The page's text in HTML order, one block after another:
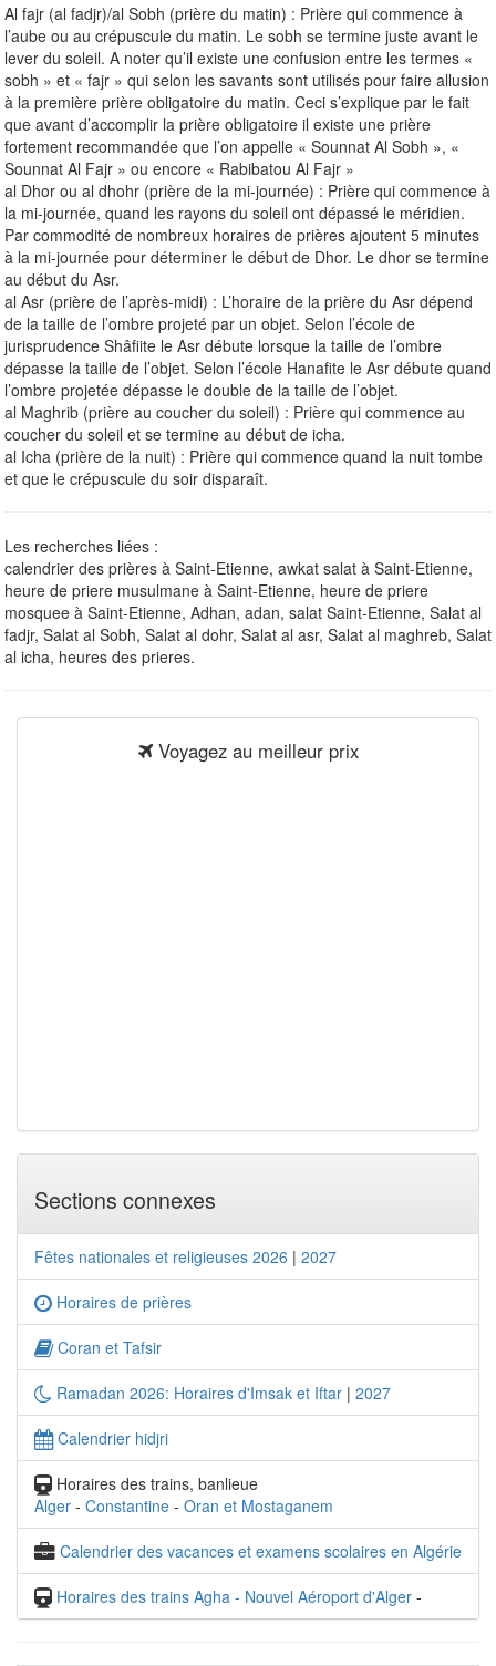
Al fajr (al fadjr)/al Sobh (prière du matin) : Prière qui commence à
l’aube ou au crépuscule du matin. Le sobh se termine juste avant le
lever du soleil. A noter qu’il existe une confusion entre les termes «
sobh » et « fajr » qui selon les savants sont utilisés pour faire allusion
à la première prière obligatoire du matin. Ceci s’explique par le fait
que avant d’accomplir la prière obligatoire il existe une prière
fortement recommandée que l’on appelle « Sounnat Al Sobh », «
Sounnat Al Fajr » ou encore « Rabibatou Al Fajr »
al Dhor ou al dhohr (prière de la mi-journée) : Prière qui commence à
la mi-journée, quand les rayons du soleil ont dépassé le méridien.
Par commodité de nombreux horaires de prières ajoutent 5 minutes
à la mi-journée pour déterminer le début de Dhor. Le dhor se termine
au début du Asr.
al Asr (prière de l’après-midi) : L’horaire de la prière du Asr dépend
de la taille de l’ombre projeté par un objet. Selon l’école de
jurisprudence Shâfiite le Asr débute lorsque la taille de l’ombre
dépasse la taille de l’objet. Selon l’école Hanafite le Asr débute quand
l’ombre projetée dépasse le double de la taille de l’objet.
al Maghrib (prière au coucher du soleil) : Prière qui commence au
coucher du soleil et se termine au début de icha.
al Icha (prière de la nuit) : Prière qui commence quand la nuit tombe
et que le crépuscule du soir disparaît.
Les recherches liées :
calendrier des prières à Saint-Etienne, awkat salat à Saint-Etienne,
heure de priere musulmane à Saint-Etienne, heure de priere
mosquee à Saint-Etienne, Adhan, adan, salat Saint-Etienne, Salat al
fadjr, Salat al Sobh, Salat al dohr, Salat al asr, Salat al maghreb, Salat
al icha, heures des prieres.
Voyagez au meilleur prix
Sections connexes
Fêtes nationales et religieuses 2026 | 2027
Horaires de prières
Coran et Tafsir
Ramadan 2026: Horaires d'Imsak et Iftar | 2027
Calendrier hidjri
Horaires des trains, banlieue
Alger - Constantine - Oran et Mostaganem
Calendrier des vacances et examens scolaires en Algérie
Horaires des trains Agha - Nouvel Aéroport d'Alger -